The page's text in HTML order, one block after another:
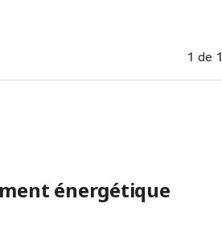
1 de 1
énergétique